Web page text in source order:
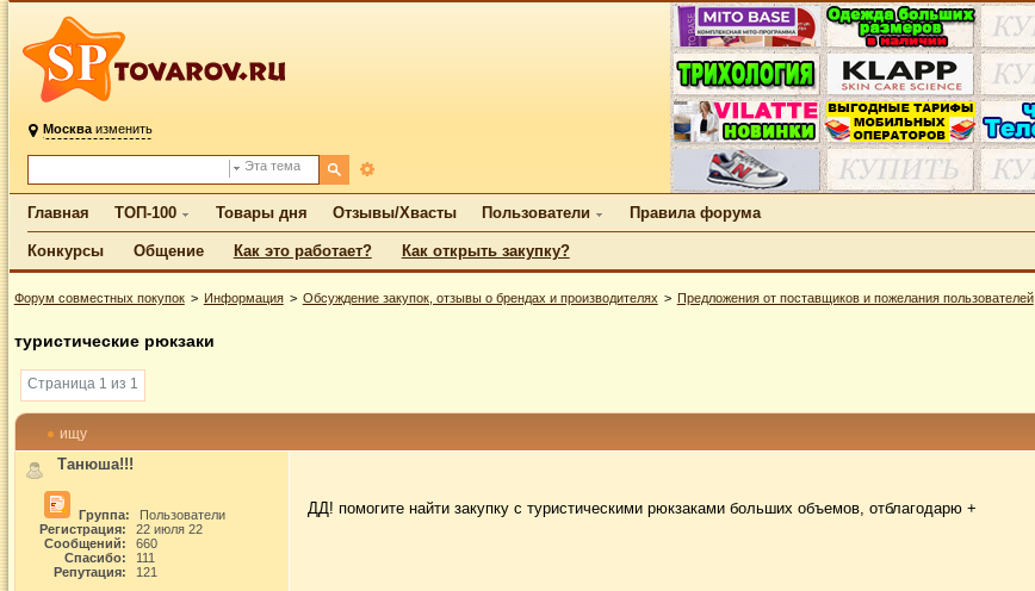
Москваизменить
Эта тема
Главная ТОП-100 Товары дня Отзывы/Хвасты Пользователи Правила форума
Конкурсы Общение Как это работает? Как открыть закупку?
Форум совместных покупок Информация Обсуждение закупок, отзывы о брендах и производителях Предложения от поставщиков и пожелания пользователей
туристические рюкзаки
Страница 1 из 1
ищу
Танюша!!!
Группа:
Пользователи
Регистрация:
22 июля 22
Сообщений:
660
Спасибо:
111
Репутация:
121
ДД! помогите найти закупку с туристическими рюкзаками больших объемов, отблагодарю +